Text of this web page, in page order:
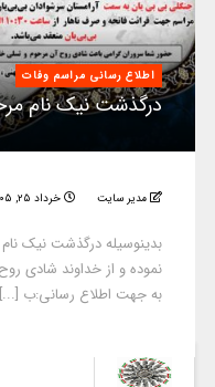
اطلاع رسانی مراسم وفات
درگذشت نیک نام
مدیر سایت خرداد ۲۵, ۱۴۰۵
بدینوسیله درگذشت نیک
نموده و از خداوند شادی
به جهت اطلاع رسانی:ب [...]